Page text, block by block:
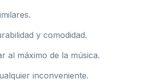
y comodidad.
al máximo de la música.
inconveniente.